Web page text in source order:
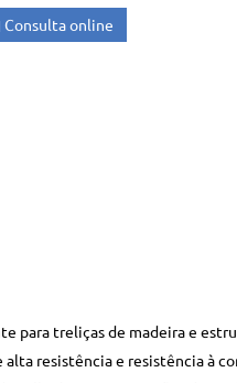
Consulta online
para treliças de madeira e
resistência e resistência à